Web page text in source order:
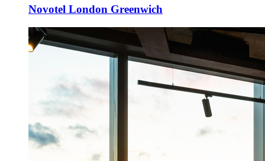
Novotel London Greenwich